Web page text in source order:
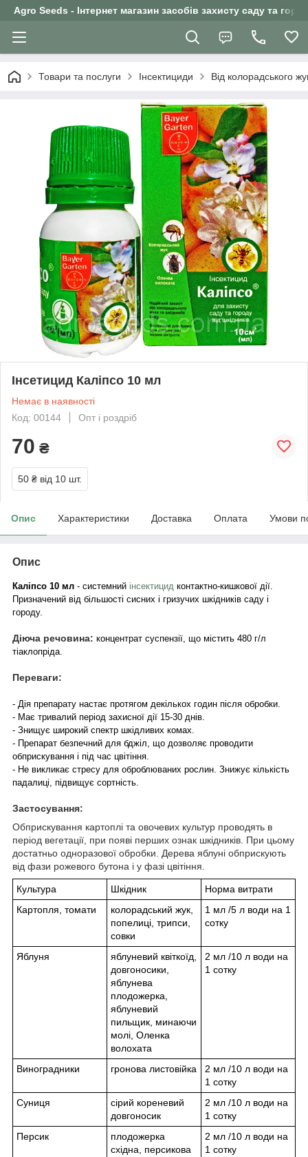
Agro Seeds - Інтернет магазин засобів захисту саду та
Товари та послуги Інсектициди Від колорадського
Інсетицид Каліпсо 10 мл
Немає в наявності
Код: 00144
Опт і роздріб
70 ₴
50 ₴ від 10 шт.
Опис Характеристики Доставка Оплата Умови
Опис
Каліпсо 10 мл - системний інсектицид контактно-кишкової дії.
Призначений від більшості сисних і гризучих шкідників саду і
городу.
Діюча речовина: концентрат суспензії, що містить 480 г/л
тіаклопріда.
Переваги:
- Дія препарату настає протягом декількох годин після обробки.
- Має тривалий період захисної дії 15-30 днів.
- Знищує широкий спектр шкідливих комах.
- Препарат безпечний для бджіл, що дозволяє проводити
обприскування і під час цвітіння.
- Не викликає стресу для оброблюваних рослин. Знижує кількість
падалиці, підвищує сортність.
Застосування:
Обприскування картоплі та овочевих культур проводять в
період вегетації, при появі перших ознак шкідників. При цьому
достатньо одноразової обробки. Дерева яблуні обприскують
від фази рожевого бутона і у фазі цвітіння.
Культура Шкідник
Норма витрати
Картопля, томати
колорадський жук,
попелиці, трипси,
совки
1 мл /5 л води на 1
сотку
Яблуня
яблуневий квіткоїд,
довгоносики,
яблунева
плодожерка,
яблуневий
пильщик, минаючи
молі, Оленка
волохата
2 мл /10 л води на
1 сотку
Виноградники гронова листовійка
2 мл /10 л води на
1 сотку
Суниця
сірий кореневий
довгоносик
2 мл /10 л води на
1 сотку
Персик
плодожерка
східна, персикова
2 мл /10 л води на
1 сотку